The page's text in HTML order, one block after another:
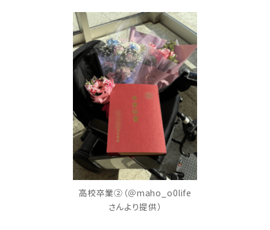
高校卒業②（＠maho_o0life
さんより提供）